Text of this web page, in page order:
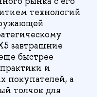
технологий
завтрашние
быстрее
и
покупателей, а
толчок для